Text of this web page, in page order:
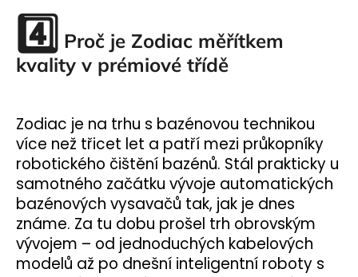
4️⃣ Proč je Zodiac měřítkem
kvality v prémiové třídě
Zodiac je na trhu s bazénovou technikou
více než třicet let a patří mezi průkopníky
robotického čištění bazénů. Stál prakticky u
samotného začátku vývoje automatických
bazénových vysavačů tak, jak je dnes
známe. Za tu dobu prošel trh obrovským
vývojem – od jednoduchých kabelových
modelů až po dnešní inteligentní roboty s